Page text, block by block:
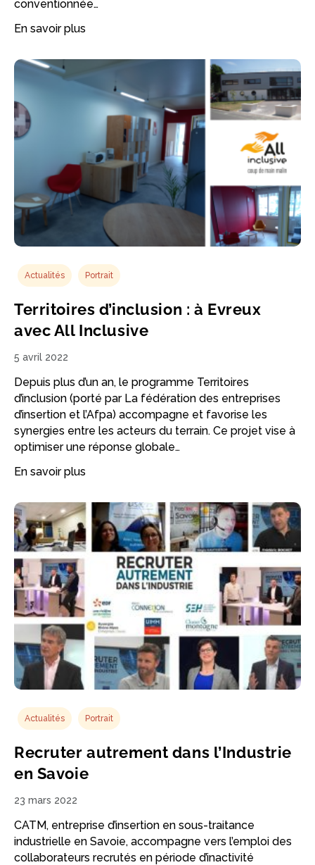
conventionnée…
En savoir plus
Actualités Portrait
Territoires d’inclusion : à Evreux
avec All Inclusive
5 avril 2022
Depuis plus d’un an, le programme Territoires
d’inclusion (porté par La fédération des entreprises
d’insertion et l’Afpa) accompagne et favorise les
synergies entre les acteurs du terrain. Ce projet vise à
optimiser une réponse globale…
En savoir plus
Actualités Portrait
Recruter autrement dans l’Industrie
en Savoie
23 mars 2022
CATM, entreprise d’insertion en sous-traitance
industrielle en Savoie, accompagne vers l’emploi des
collaborateurs recrutés en période d’inactivité